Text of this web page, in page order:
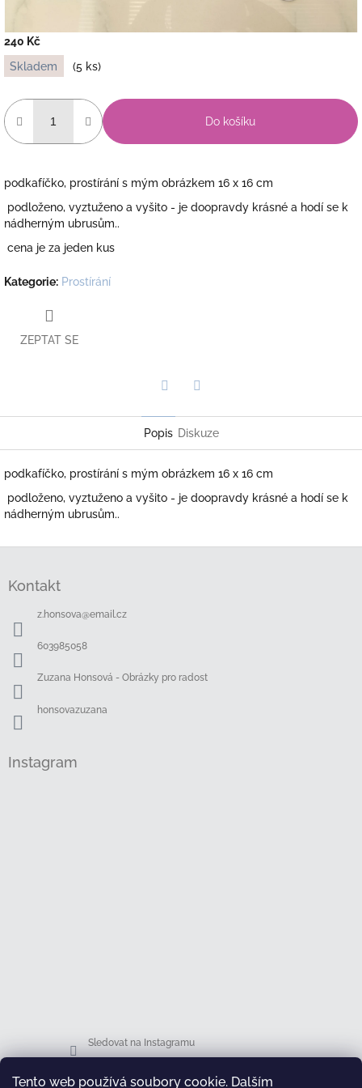
Tento web používá soubory cookie. Dalším
240 Kč
Měrná
cena:
Skladem (5 ks)
Do košíku
podkafíčko, prostírání s mým obrázkem 16 x 16 cm
podloženo, vyztuženo a vyšito - je doopravdy krásné a hodí se k
nádherným ubrusům..
cena je za jeden kus
Kategorie: Prostírání
ZEPTAT SE
Popis Diskuze
podkafíčko, prostírání s mým obrázkem 16 x 16 cm
podloženo, vyztuženo a vyšito - je doopravdy krásné a hodí se k
nádherným ubrusům..
Kontakt
z.honsova@email.cz
603985058
Zuzana Honsová - Obrázky pro radost
honsovazuzana
Instagram
Sledovat na Instagramu